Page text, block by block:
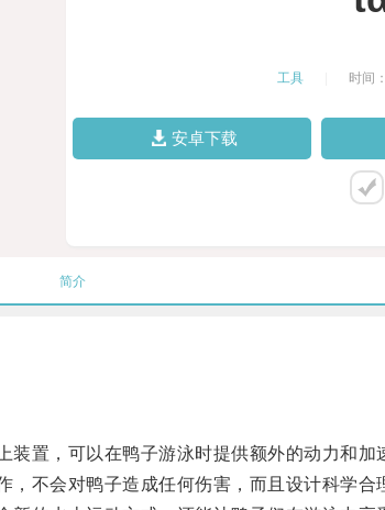
工具 时间
安卓下载
简介
置，可以在鸭子游泳时提供额外的动力和加
不会对鸭子造成任何伤害，而且设计科学合